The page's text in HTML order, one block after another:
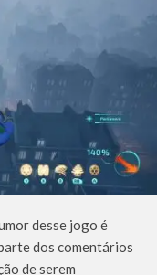
desse jogo é
dos comentários
de serem